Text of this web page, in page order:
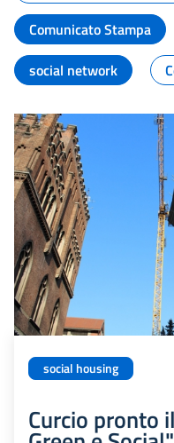
Comunicato Stampa
social network
social housing
Curcio pronto